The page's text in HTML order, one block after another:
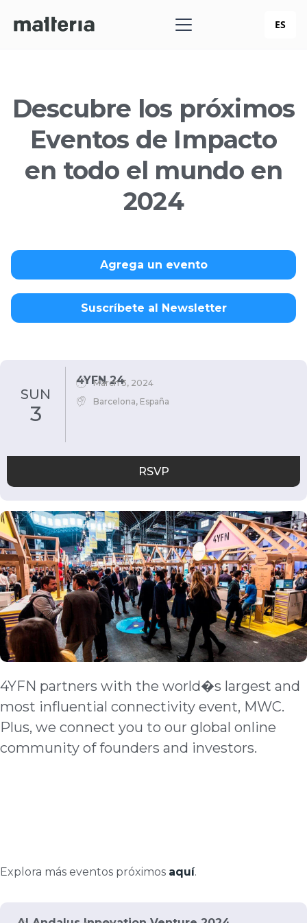
ES
Descubre los próximos
Eventos de Impacto
en todo el mundo en
2024
Agrega un evento
Suscríbete al Newsletter
SUN
3
4YFN 24
March 3, 2024
Barcelona, España
RSVP
4YFN partners with the world�s largest and
most influential connectivity event, MWC.
Plus, we connect you to our global online
community of founders and investors.
Explora más eventos próximos aquí.